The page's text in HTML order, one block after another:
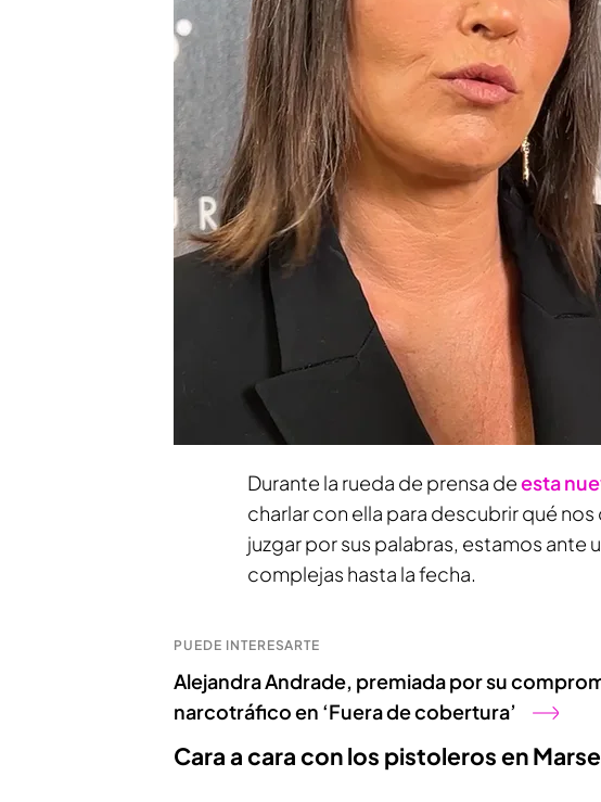
el drama de los ancianos en las
Todos los episodios de 'Fuera de
Compartir
Adentrarse en las realidades más
de una vocación inquebrantable, y si
domina a la perfección el periodismo
Andrade.
La reportera calienta
temporadade'Fuera de Cobertura'
formato que vuelve a poner el foco en
pocos se atreven a mirar.
Durante la rueda de prensa deesta
charlar con ella para descubrir qué
juzgar por sus palabras, estamos ante
complejas hasta la fecha.
PUEDE INTERESARTE
Alejandra Andrade, premiada por su
narcotráfico en ‘Fuera de cobertura’
Cara a cara con los pistoleros en